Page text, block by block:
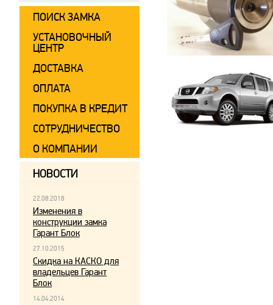
ПОИСК ЗАМКА
УСТАНОВОЧНЫЙ
ЦЕНТР
ДОСТАВКА
ОПЛАТА
ПОКУПКА В КРЕДИТ
СОТРУДНИЧЕСТВО
О КОМПАНИИ
НОВОСТИ
22.08.2018
Изменения в
конструкции замка
Гарант Блок
27.10.2015
Скидка на КАСКО для
владельцев Гарант
Блок
14.04.2014